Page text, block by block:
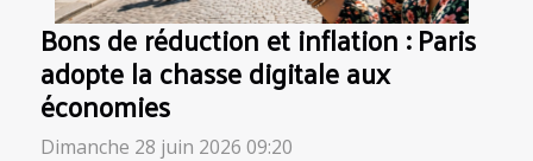
Bons de réduction et inflation : Paris
adopte la chasse digitale aux
économies
Dimanche 28 juin 2026 09:20